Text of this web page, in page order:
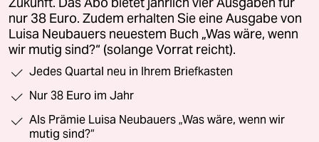
Zukunft. Das Abo bietet jährlich vier Ausgaben für
nur 38 Euro. Zudem erhalten Sie eine Ausgabe von
Luisa Neubauers neuestem Buch „Was wäre, wenn
wir mutig sind?“ (solange Vorrat reicht).
Jedes Quartal neu in Ihrem Briefkasten
Nur 38 Euro im Jahr
Als Prämie Luisa Neubauers „Was wäre, wenn wir
mutig sind?“